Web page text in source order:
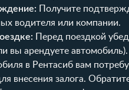
Получите
водителя или компании.
Перед поездкой
вы арендуете автомобиль).
в Рентасиб вам
внесения залога.